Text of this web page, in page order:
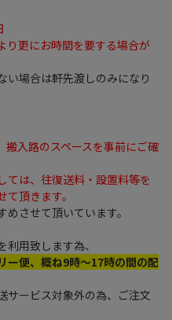
更にお時間を要する場合が
い場合は軒先渡しのみになり
搬入路のスペースを事前にご確
ては、往復送料・設置料等を
頂きます。
させて頂いています。
用致します為、
ー便、概ね9時～17時の間の配
ービス対象外の為、ご注文